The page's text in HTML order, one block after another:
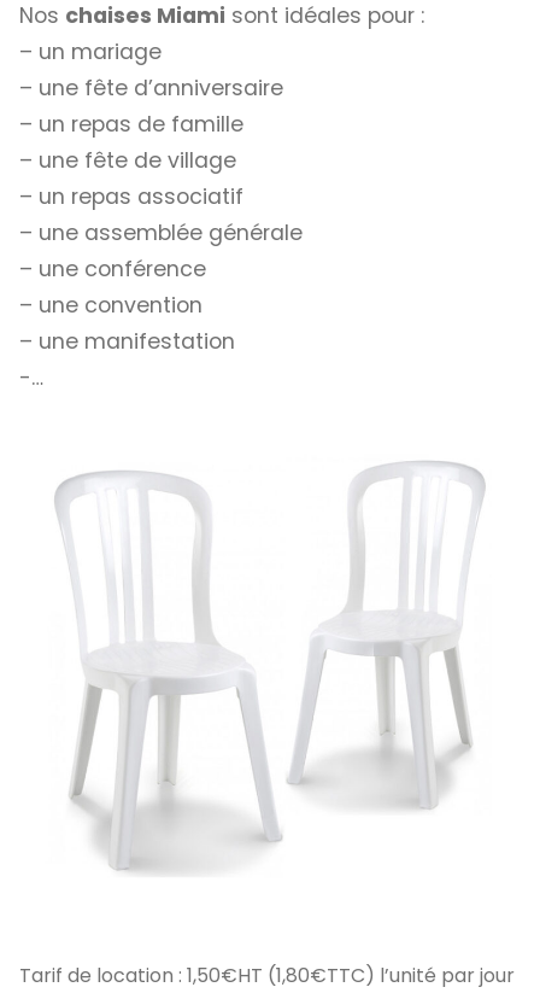
Nos chaises Miami sont idéales pour :
– un mariage
– une fête d’anniversaire
– un repas de famille
– une fête de village
– un repas associatif
– une assemblée générale
– une conférence
– une convention
– une manifestation
-…
Tarif de location : 1,50€HT (1,80€TTC) l’unité par jour